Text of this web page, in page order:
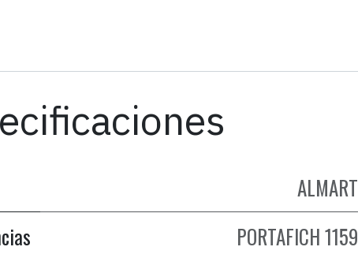
ALMART
PORTAFICH 1159